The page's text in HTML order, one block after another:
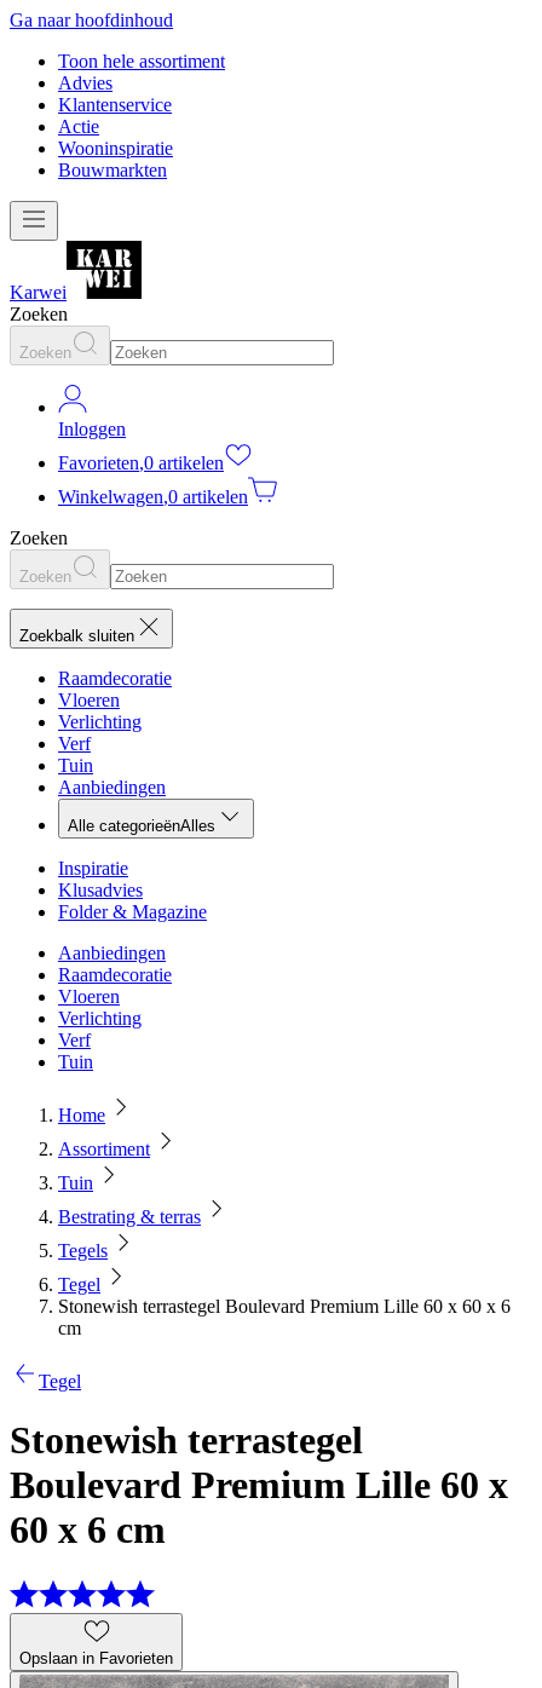
Ga naar hoofdinhoud
Toon hele assortiment
Advies
Klantenservice
Actie
Wooninspiratie
Bouwmarkten
Karwei
Zoeken
Zoeken
Inloggen
Favorieten,0 artikelen
Winkelwagen,0 artikelen
Zoeken
Zoeken
Zoekbalk sluiten
Raamdecoratie
Vloeren
Verlichting
Verf
Tuin
Aanbiedingen
Alle categorieënAlles
Inspiratie
Klusadvies
Folder & Magazine
Aanbiedingen
Raamdecoratie
Vloeren
Verlichting
Verf
Tuin
Home
Assortiment
Tuin
Bestrating & terras
Tegels
Tegel
Stonewish terrastegel Boulevard Premium Lille 60 x 60 x 6
cm
Tegel
Stonewish terrastegel
Boulevard Premium Lille 60 x
60 x 6 cm
Opslaan in Favorieten